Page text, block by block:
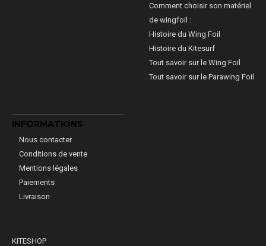
Comment choisir son matériel
de wingfoil :
Histoire du Wing Foil
Histoire du Kitesurf
Tout savoir sur le Wing Foil
Tout savoir sur le Parawing Foil
INFORMATIONS
Nous contacter
Conditions de vente
Mentions légales
Paiements
Livraison
KITESHOP